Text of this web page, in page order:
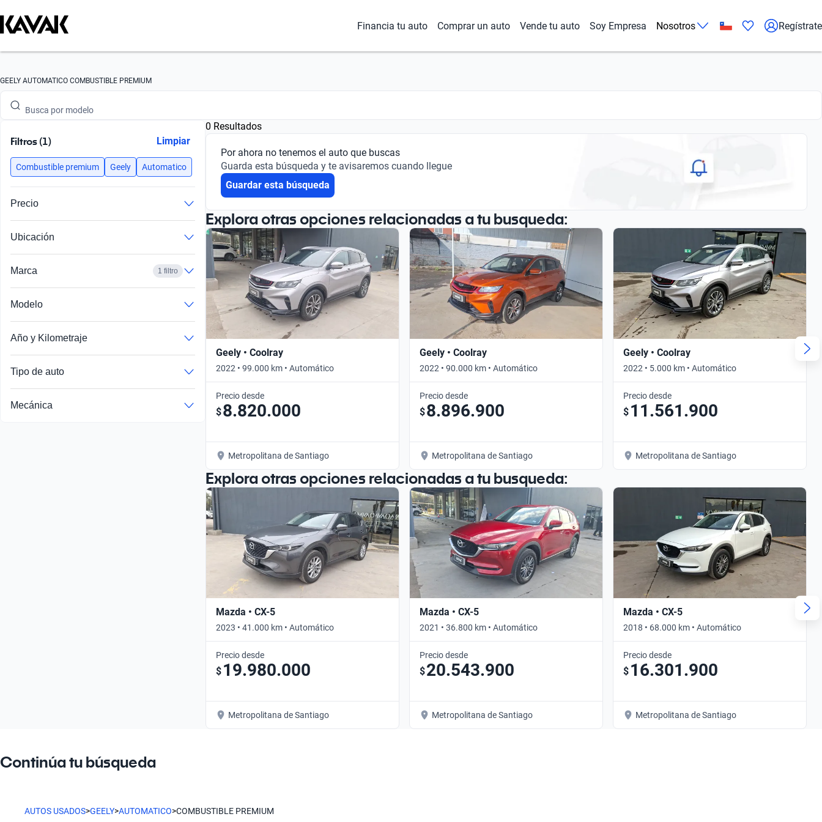
Financia tu auto Comprar un auto Vende tu auto Soy Empresa Nosotros Regístrate
GEELY AUTOMATICO COMBUSTIBLE PREMIUM
Busca por marca
Busca por modelo
Busca por año
Busca por marca
Busca por versión
Busca por año
Filtros (1) Limpiar
Combustible premium Geely Automatico
Precio
Ubicación
Marca 1 filtro
Modelo
Año y Kilometraje
Tipo de auto
Mecánica
0 Resultados
Por ahora no tenemos el auto que buscas
Guarda esta búsqueda y te avisaremos cuando llegue
Guardar esta búsqueda
Explora otras opciones relacionadas a tu busqueda:
Geely • Coolray
2022 • 99.000 km • Automático
Precio desde
$8.820.000
Metropolitana de Santiago
Geely • Coolray
2022 • 90.000 km • Automático
Precio desde
$8.896.900
Metropolitana de Santiago
Geely • Coolray
2022 • 5.000 km • Automático
Precio desde
$ 11.561.900
Metropolitana de Santiago
Explora otras opciones relacionadas a tu busqueda:
Mazda • CX-5
2023 • 41.000 km • Automático
Precio desde
$ 19.980.000
Metropolitana de Santiago
Mazda • CX-5
2021 • 36.800 km • Automático
Precio desde
$20.543.900
Metropolitana de Santiago
Mazda • CX-5
2018 • 68.000 km • Automático
Precio desde
$ 16.301.900
Metropolitana de Santiago
Continúa tu búsqueda
AUTOS USADOS>GEELY>AUTOMATICO>COMBUSTIBLE PREMIUM